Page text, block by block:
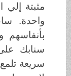
مثبتة إلي
واحدة.
بأنفاسهم
سنابك على
سريعة تلمع